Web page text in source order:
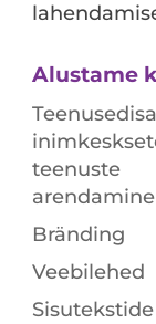
Alustame
teenuste
arendamine
Bränding
Veebilehed